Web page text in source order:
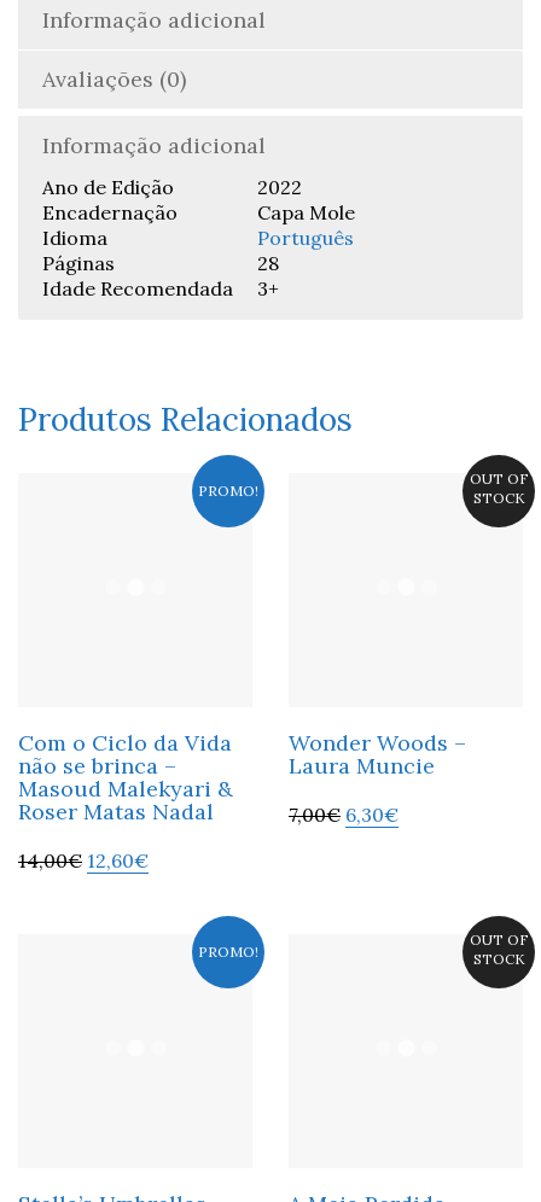
Informação adicional
Avaliações (0)
Informação adicional
Ano de Edição
2022
Encadernação
Capa Mole
Idioma
Português
Páginas
28
Idade Recomendada
3+
Produtos Relacionados
PROMO!
Com o Ciclo da Vida
não se brinca –
Masoud Malekyari &
Roser Matas Nadal
14,00€ 12,60€
OUT OF
STOCK
Wonder Woods –
Laura Muncie
7,00€ 6,30€
PROMO!
OUT OF
STOCK